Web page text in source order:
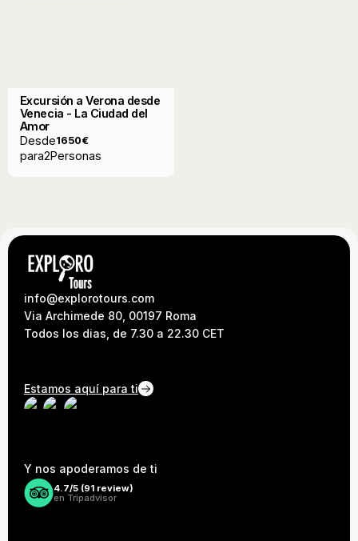
Excursión a Verona desde
Venecia - La Ciudad del
Amor
Desde1650€
para2Personas
info@explorotours.com
Via Archimede 80, 00197 Roma
Todos los dias, de 7.30 a 22.30 CET
Estamos aquí para ti
Y nos apoderamos de ti
4.7/5 (91review)
en Tripadvisor